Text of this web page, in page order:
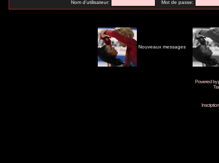
Nom d'utilisateur: Mot de passe:
Nouveaux messages
Powered by